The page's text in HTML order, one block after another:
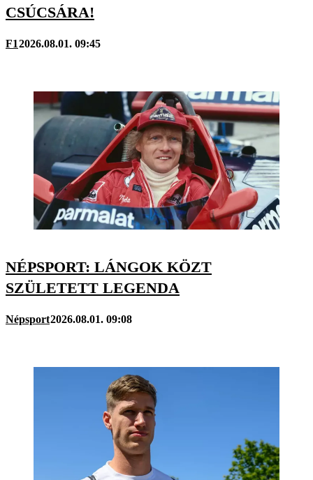
CSÚCSÁRA!
F12026.08.01. 09:45
NÉPSPORT: LÁNGOK KÖZT
SZÜLETETT LEGENDA
Népsport2026.08.01. 09:08